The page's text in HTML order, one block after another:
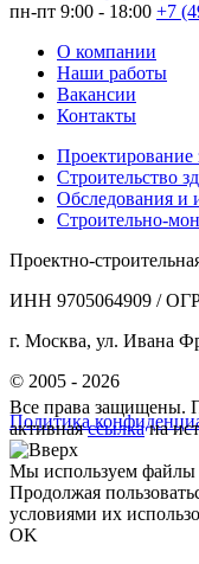
пн-пт 9:00 - 18:00 +7
О компании
Наши работы
Вакансии
Контакты
Проектирование
Строительство
Обследования и
Строительно-
Проектно-
ИНН 9705064909 /
г. Москва, ул. Ивана
© 2005 - 2026
Политика
Все права защищены.
активнаяссылкана
Мы используем файлы
Продолжая
условиями их
OK